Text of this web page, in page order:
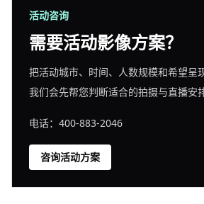
活动咨询
需要活动影像方案？
把活动城市、时间、人数规模和希望呈
我们会先帮您判断适合的拍摄与直播安排
电话：400-883-2046
咨询活动方案